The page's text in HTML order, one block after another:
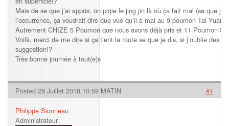
Mais de se que j’ai appris, on piqie le jing jin là où ça fait mal (se que
l’occurrence, ça voudrait dire que vue qu’il à mal au 9 poumon Tai
Autrement CHIZE 5 Poumon que nous avons déjà pris et 11 Poumon
Voilà, merci de me dire si ça tient la route se que je dis, si j’oublie des
suggestion!?
Très bonne journée à tout(e)s
Posted 28 Juillet 2018 10:59 MATIN #1
Philippe Sionneau
Administrateur